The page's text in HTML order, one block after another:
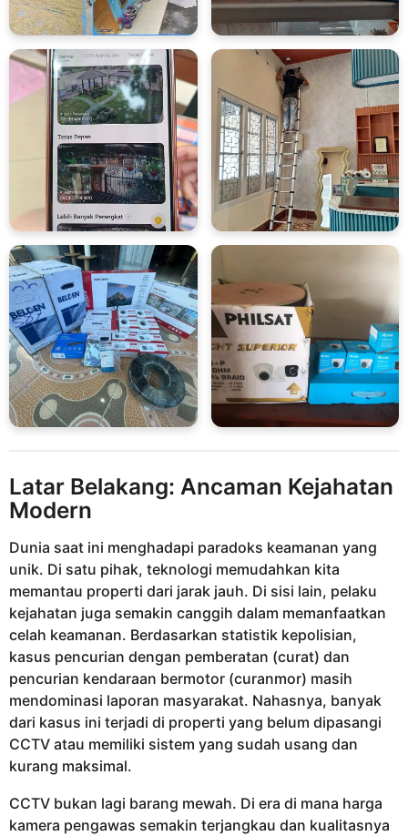
Latar Belakang: Ancaman Kejahatan
Modern
Dunia saat ini menghadapi paradoks keamanan yang
unik. Di satu pihak, teknologi memudahkan kita
memantau properti dari jarak jauh. Di sisi lain, pelaku
kejahatan juga semakin canggih dalam memanfaatkan
celah keamanan. Berdasarkan statistik kepolisian,
kasus pencurian dengan pemberatan (curat) dan
pencurian kendaraan bermotor (curanmor) masih
mendominasi laporan masyarakat. Nahasnya, banyak
dari kasus ini terjadi di properti yang belum dipasangi
CCTV atau memiliki sistem yang sudah usang dan
kurang maksimal.
CCTV bukan lagi barang mewah. Di era di mana harga
kamera pengawas semakin terjangkau dan kualitasnya